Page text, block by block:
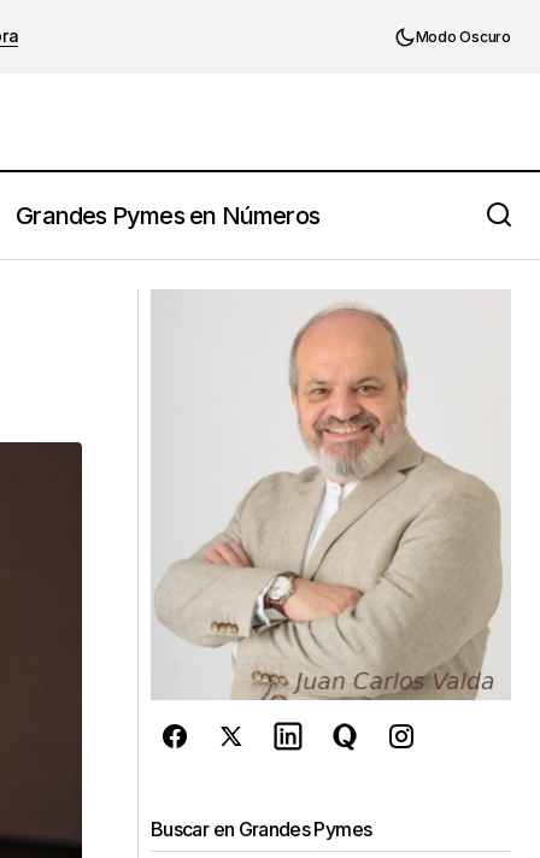
Modo Oscuro
Grandes Pymes en Números
Buscar en Grandes Pymes